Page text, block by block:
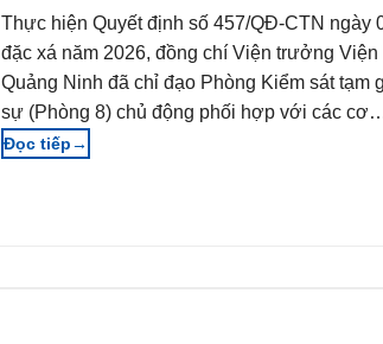
Thực hiện Quyết định số 457/QĐ-CTN ngày
đặc xá năm 2026, đồng chí Viện trưởng
Quảng Ninh đã chỉ đạo Phòng Kiểm sát tạm
sự (Phòng 8) chủ động phối hợp với các
→